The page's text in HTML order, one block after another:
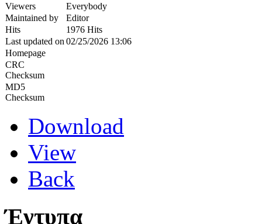
Viewers
Everybody
Maintained by
Editor
Hits
1976 Hits
Last updated on 02/25/2026 13:06
Homepage
CRC
Checksum
MD5
Checksum
Download
View
Back
Έντυπα